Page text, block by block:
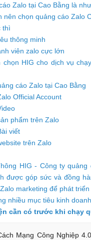
Zalo tại Cao Bằng là
nên chọn quảng cáo Zalo
thì
thông minh
viên zalo cực lớn
chọn HIG cho dịch vụ
cáo Zalo tại Cao Bằng
Official Account
phẩm trên Zalo
viết
trên Zalo
HIG - Công ty
được góp sức và đồng
marketing để phát
nhiều mục tiêu kinh doanh
cần có trước khi chạy
Mạng Công Nghiệp